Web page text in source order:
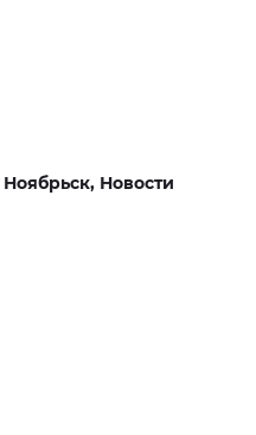
Ноябрьск, Новости